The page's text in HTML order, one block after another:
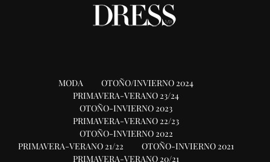
MODA
OTOÑO/INVIERNO 2024
PRIMAVERA-VERANO 23/24
OTOÑO-INVIERNO 2023
PRIMAVERA-VERANO 22/23
OTOÑO-INVIERNO 2022
PRIMAVERA-VERANO 21/22
OTOÑO-INVIERNO 2021
PRIMAVERA-VERANO 20/21